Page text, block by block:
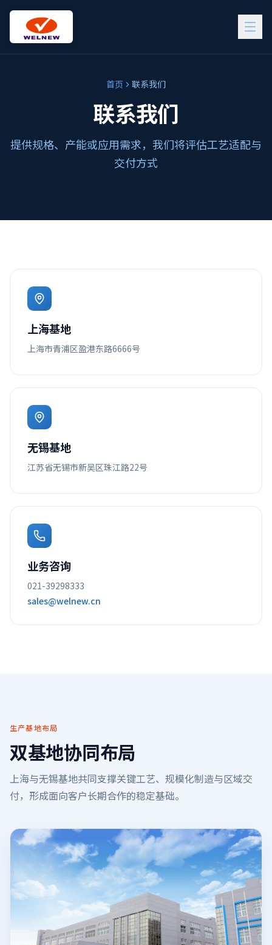
首页 联系我们
联系我们
提供规格、产能或应用需求，我们将评估工艺适配与
交付方式
上海基地
上海市青浦区盈港东路6666号
无锡基地
江苏省无锡市新吴区珠江路22号
业务咨询
021-39298333
sales@welnew.cn
生产基地布局
双基地协同布局
上海与无锡基地共同支撑关键工艺、规模化制造与区域交
付，形成面向客户长期合作的稳定基础。